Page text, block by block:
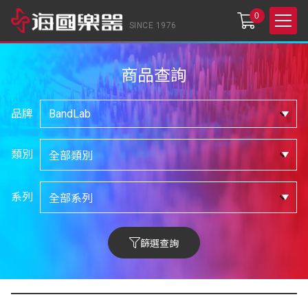
SINCE 1976
0
商品查詢
品牌
類別
系列
篩選查詢